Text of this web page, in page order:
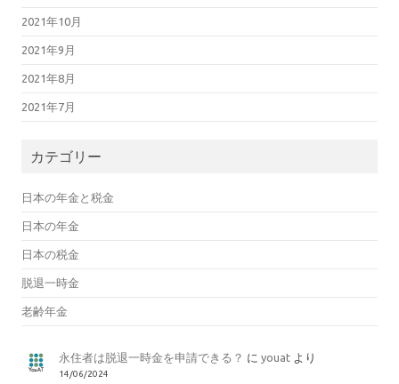
2021年10月
2021年9月
2021年8月
2021年7月
カテゴリー
日本の年金と税金
日本の年金
日本の税金
脱退一時金
老齢年金
永住者は脱退一時金を申請できる？ にyouat より
14/06/2024